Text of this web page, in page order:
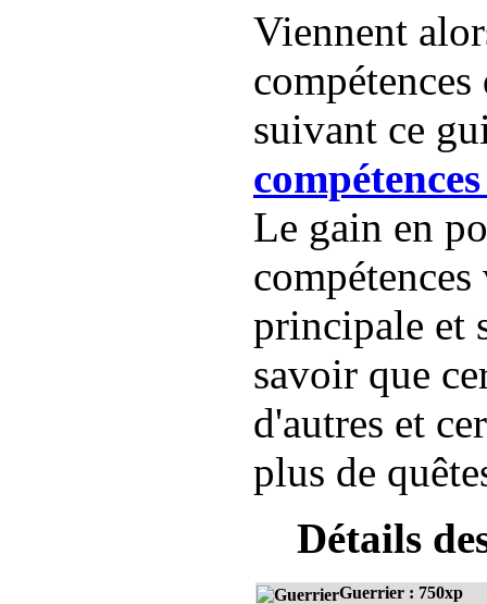
Viennent
suivant ce
Le gain en
principale et
savoir que
d'autres et
plus de
Détails
Guerrier : 750xp